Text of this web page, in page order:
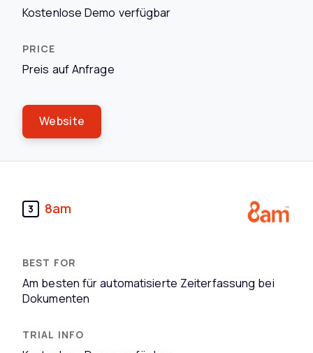
Kostenlose Demo verfügbar
Preis auf Anfrage
Website
3 8am
Am besten für automatisierte Zeiterfassung bei
Dokumenten